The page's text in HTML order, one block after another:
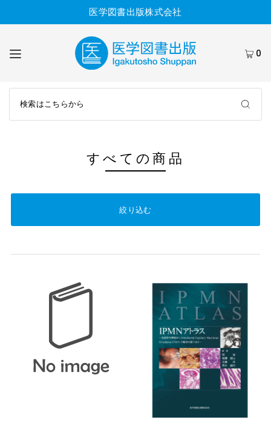
医学図書出版株式会社
0
すべての商品
絞り込む